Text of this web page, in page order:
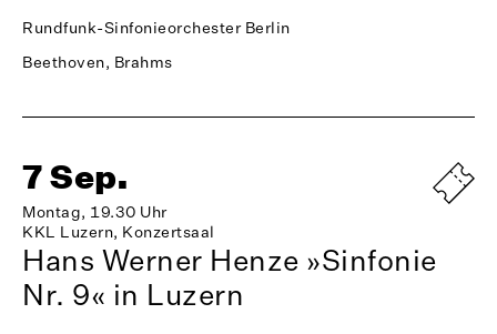
Rundfunk-Sinfonieorchester Berlin
Beethoven, Brahms
7 Sep.
Montag, 19.30 Uhr
KKL Luzern, Konzertsaal
Hans Werner Henze »Sinfonie
Nr. 9« in Luzern